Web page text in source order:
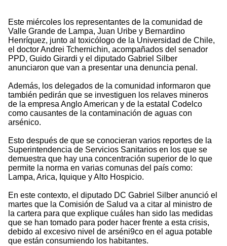
Este miércoles los representantes de la comunidad de
Valle Grande de Lampa, Juan Uribe y Bernardino
Henríquez, junto al toxicólogo de la Universidad de Chile,
el doctor Andrei Tchernichin, acompañados del senador
PPD, Guido Girardi y el diputado Gabriel Silber
anunciaron que van a presentar una denuncia penal.
Además, los delegados de la comunidad informaron que
también pedirán que se investiguen los relaves mineros
de la empresa Anglo American y de la estatal Codelco
como causantes de la contaminación de aguas con
arsénico.
Esto después de que se conocieran varios reportes de la
Superintendencia de Servicios Sanitarios en los que se
demuestra que hay una concentración superior de lo que
permite la norma en varias comunas del país como:
Lampa, Arica, Iquique y Alto Hospicio.
En este contexto, el diputado DC Gabriel Silber anunció el
martes que la Comisión de Salud va a citar al ministro de
la cartera para que explique cuáles han sido las medidas
que se han tomado para poder hacer frente a esta crisis,
debido al excesivo nivel de arséni9co en el agua potable
que están consumiendo los habitantes.